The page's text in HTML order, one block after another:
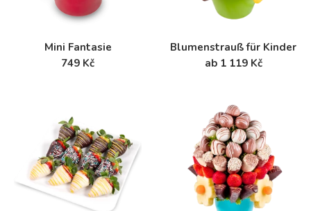
Mini Fantasie
749 Kč
Blumenstrauß für Kinder
ab 1 119 Kč